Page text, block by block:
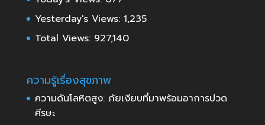
Yesterday's Views: 1,235
Total Views: 927,140
ความรู้เรื่องสุขภาพ
ความดันโลหิตสูง: ภัยเงียบที่มาพร้อมอาการปวด
ศีรษะ